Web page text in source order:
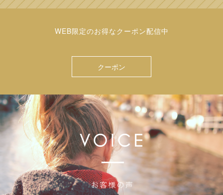
WEB限定のお得なクーポン配信中
クーポン